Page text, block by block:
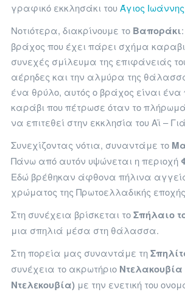
γραφικό εκκλησάκι τουΆγιος Ιωάννης
Νοτιότερα, διακρίνουμε το Βαποράκι
βράχος που έχει πάρει σχήμα
συνεχές σμίλευμα της επιφάνειάς
αέρηδες και την αλμύρα της
ένα θρύλο, αυτός ο βράχος είναι ένα
καράβι που πέτρωσε όταν το
να επιτεθεί στην εκκλησία του Αϊ –
Συνεχίζοντας νότια, συναντάμε το
Πάνω από αυτόν υψώνεται η περιοχή
Εδώ βρέθηκαν άφθονα πήλινα
χρώματος της Πρωτοελλαδικής
Στη συνέχεια βρίσκεται τοΣπήλαιο
μια σπηλιά μέσα στη θάλασσα.
Στη πορεία μας συναντάμε τη
συνέχεια το ακρωτήριο Ντελακουβία
Ντελεκουβία) με την ενετική του